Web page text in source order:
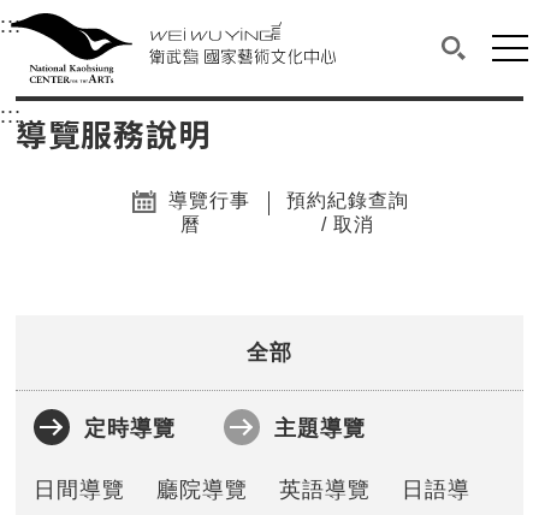
衛武營國家藝術文化中心
中央內容區塊，為本頁主要內容區。
:::選單連結區塊，此區塊列有本網站主要連結。
衛武營國家藝術文化中心
搜尋(開
網
:::中央內容區塊，為本頁主要內容區。
導覽服務說明
導覽行事
曆
預約紀錄查詢
/ 取消
全部
定時導覽 主題導覽
日間導覽 廳院導覽 英語導覽
日語導